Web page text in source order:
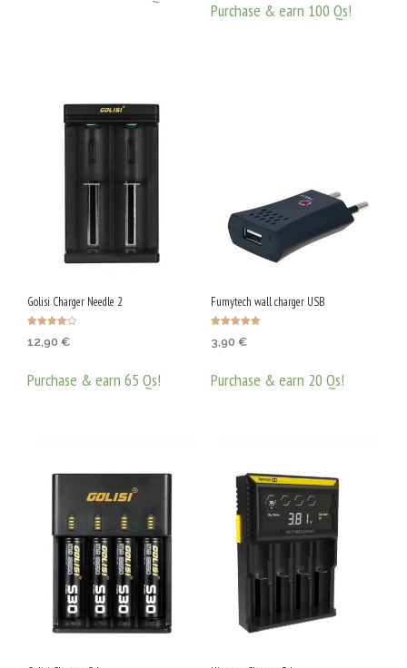
Purchase & earn 100 Qs!
Golisi Charger Needle 2
4.00
12,90 €
Purchase & earn 65 Qs!
Fumytech wall charger USB
5.00
3,90 €
Purchase & earn 20 Qs!